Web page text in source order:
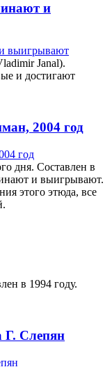
и
Janal).
и достигают
2004 год
дня. Составлен в
и выигрывают.
этого этюда, все
в 1994 году.
Г. Слепян